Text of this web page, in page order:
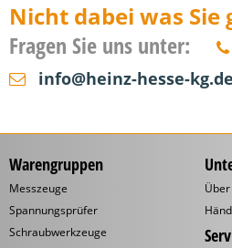
Nicht dabei was Sie
Fragen Sie uns unter:
info@heinz-hesse-kg.de
Warengruppen
Messzeuge
Spannungsprüfer
Schraubwerkzeuge